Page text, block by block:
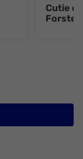
Cutie
Forster